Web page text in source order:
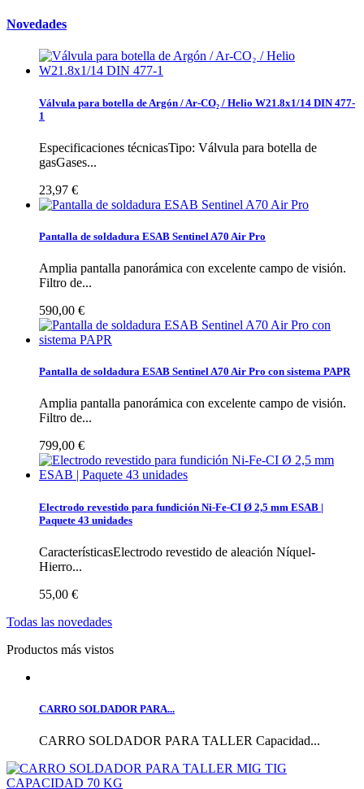
Novedades
Válvula para botella de Argón / Ar-CO₂ / Helio W21.8x1/14 DIN 477-
1
Especificaciones técnicasTipo: Válvula para botella de
gasGases...
23,97 €
Pantalla de soldadura ESAB Sentinel A70 Air Pro
Amplia pantalla panorámica con excelente campo de visión.
Filtro de...
590,00 €
Pantalla de soldadura ESAB Sentinel A70 Air Pro con sistema PAPR
Amplia pantalla panorámica con excelente campo de visión.
Filtro de...
799,00 €
Electrodo revestido para fundición Ni-Fe-CI Ø 2,5 mm ESAB |
Paquete 43 unidades
CaracterísticasElectrodo revestido de aleación Níquel-
Hierro...
55,00 €
Todas las novedades
Productos más vistos
CARRO SOLDADOR PARA...
CARRO SOLDADOR PARA TALLER Capacidad...